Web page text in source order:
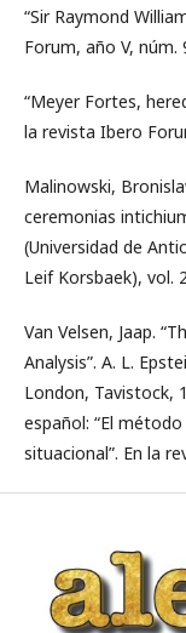
“Sir Raymond
Forum, año V, núm.
“Meyer Fortes,
la revista Ibero
Malinowski,
ceremonias
(Universidad de
Leif Korsbaek), vol.
Van Velsen, Jaap.
Analysis”. A. L.
London, Tavistock,
español: “El
situacional”. En la